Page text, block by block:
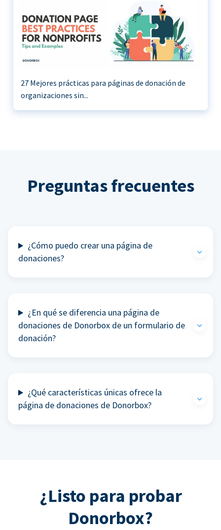
27 Mejores prácticas para páginas de donación de
organizaciones sin...
Preguntas frecuentes
¿Cómo puedo crear una página de
donaciones?
¿En qué se diferencia una página de
donaciones de Donorbox de un formulario de
donación?
¿Qué características únicas ofrece la
página de donaciones de Donorbox?
¿Listo para probar
Donorbox?